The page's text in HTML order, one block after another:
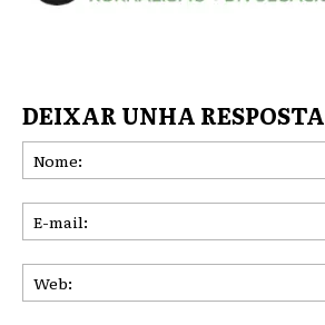
DEIXAR UNHA RESPOSTA